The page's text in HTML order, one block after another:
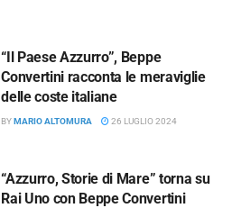
“Il Paese Azzurro”, Beppe
Convertini racconta le meraviglie
delle coste italiane
BYMARIO ALTOMURA 26 LUGLIO 2024
“Azzurro, Storie di Mare” torna su
Rai Uno con Beppe Convertini